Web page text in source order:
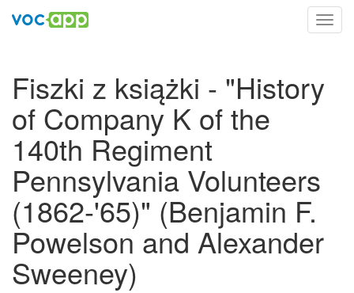
Fiszki z książki - "History
of Company K of the
140th Regiment
Pennsylvania Volunteers
(1862-'65)" (Benjamin F.
Powelson and Alexander
Sweeney)